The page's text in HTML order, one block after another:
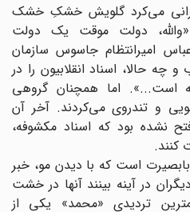
می‌کرد گلویش خشکِ خشک
دولت موقت یک دولت
امیرانتظام جاسوس سازمان
حالا، اسناد انقلابیون را در
است..‌‌.».‌‌ اما همچنان گروهی
و تندروی می‌کردند. آخر آن
نشده بود که اسناد مکشوفه،
است که با دیدن مو، خبر
در آینه بینند آنها در خشت
تردیدی «محمد» یکی از